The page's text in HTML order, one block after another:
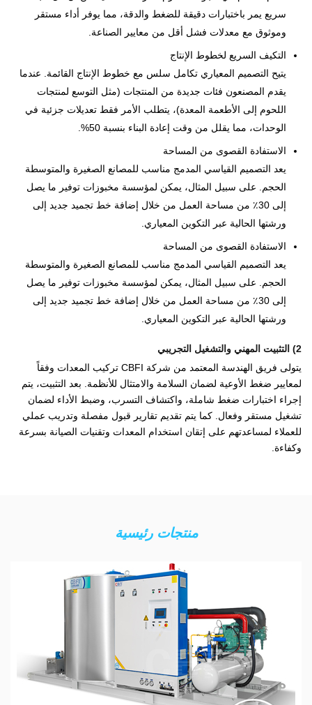
سريع يمر باختبارات دقيقة للضغط والدقة، مما يوفر أداء مستقر
وموثوق مع معدلات فشل أقل من معايير الصناعة.
التكيف السريع لخطوط الإنتاج
يتيح التصميم المعياري تكامل سلس مع خطوط الإنتاج القائمة. عندما
يقدم المصنعون فئات جديدة من المنتجات (مثل التوسع لمنتجات
اللحوم إلى الأطعمة المعدة)، يتطلب الأمر فقط تعديلات جزئية في
الوحدات، مما يقلل من وقت إعادة البناء بنسبة 50%.
الاستفادة القصوى من المساحة
يعد التصميم القياسي المدمج مناسب للمصانع الصغيرة والمتوسطة
الحجم. على سبيل المثال، يمكن لمؤسسة مخبوزات توفير ما يصل
إلى 30٪ من مساحة العمل من خلال إضافة خط تجميد جديد إلى
ورشتها الحالية عبر التكوين المعياري.
الاستفادة القصوى من المساحة
يعد التصميم القياسي المدمج مناسب للمصانع الصغيرة والمتوسطة
الحجم. على سبيل المثال، يمكن لمؤسسة مخبوزات توفير ما يصل
إلى 30٪ من مساحة العمل من خلال إضافة خط تجميد جديد إلى
ورشتها الحالية عبر التكوين المعياري.
2) التثبيت المهني والتشغيل التجريبي
يتولى فريق الهندسة المعتمد من شركة CBFI تركيب المعدات وفقاً
لمعايير ضغط الأوعية لضمان السلامة والامتثال للأنظمة. بعد التثبيت، يتم
إجراء اختبارات ضغط شاملة، واكتشاف التسرب، وضبط الأداء لضمان
تشغيل مستقر وفعال. كما يتم تقديم تقارير قبول مفصلة وتدريب عملي
للعملاء لمساعدتهم على إتقان استخدام المعدات وتقنيات الصيانة بسرعة
وكفاءة.
منتجات رئيسية